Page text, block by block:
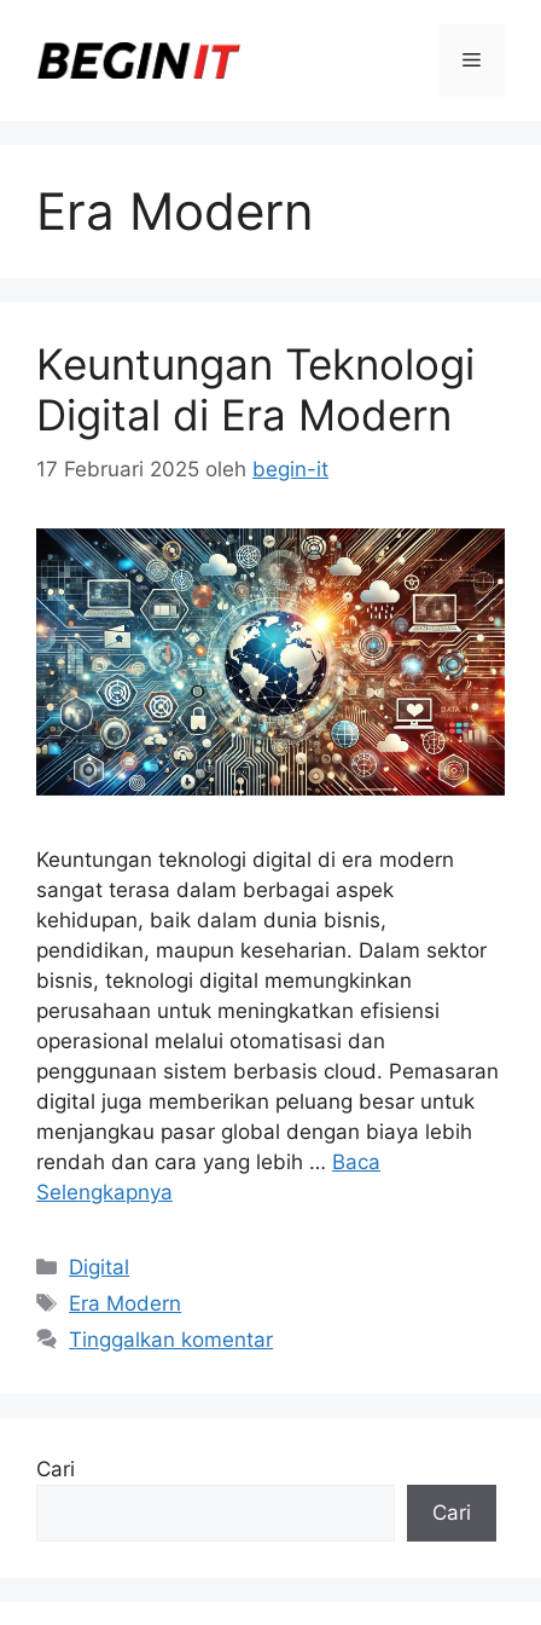
Menu
Era Modern
Keuntungan Teknologi
Digital di Era Modern
17 Februari 2025 oleh begin-it
Keuntungan teknologi digital di era modern
sangat terasa dalam berbagai aspek
kehidupan, baik dalam dunia bisnis,
pendidikan, maupun keseharian. Dalam sektor
bisnis, teknologi digital memungkinkan
perusahaan untuk meningkatkan efisiensi
operasional melalui otomatisasi dan
penggunaan sistem berbasis cloud. Pemasaran
digital juga memberikan peluang besar untuk
menjangkau pasar global dengan biaya lebih
rendah dan cara yang lebih … Baca
Selengkapnya
Kategori
Digital
Tag
Era Modern
Tinggalkan komentar
Cari
Cari